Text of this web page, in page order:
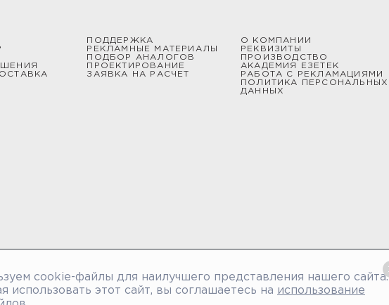
ПОДДЕРЖКА
РЕКЛАМНЫЕ МАТЕРИАЛЫ
ПОДБОР АНАЛОГОВ
ПРОЕКТИРОВАНИЕ
ЗАЯВКА НА РАСЧЕТ
О КОМПАНИИ
РЕКВИЗИТЫ
ПРОИЗВОДСТВО
АКАДЕМИЯ ЕЗЕТЕК
РАБОТА С РЕКЛАМАЦИЯМИ
ПОЛИТИКА ПЕРСОНАЛЬНЫХ
ДАННЫХ
cookie-файлы для наилучшего представления нашего сайта.
использовать этот сайт, вы соглашаетесь на использование